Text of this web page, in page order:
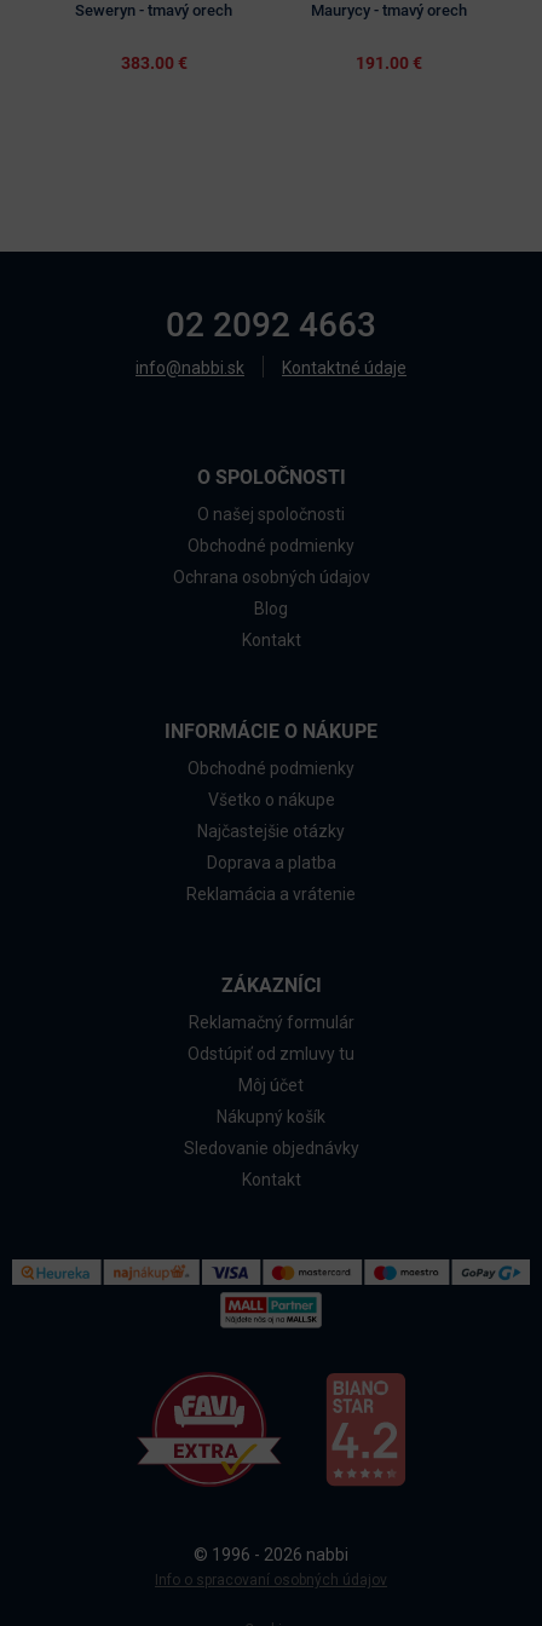
Doprava a platba
Seweryn - tmavý orech
383.00 €
Maurycy - tmavý orech
191.00 €
02 2092 4663
info@nabbi.sk Kontaktné údaje
O SPOLOČNOSTI
O našej spoločnosti
Obchodné podmienky
Ochrana osobných údajov
Blog
Kontakt
INFORMÁCIE O NÁKUPE
Obchodné podmienky
Všetko o nákupe
Najčastejšie otázky
Doprava a platba
Reklamácia a vrátenie
ZÁKAZNÍCI
Reklamačný formulár
Odstúpiť od zmluvy tu
Môj účet
Nákupný košík
Sledovanie objednávky
Kontakt
© 1996 - 2026 nabbi
Info o spracovaní osobných údajov